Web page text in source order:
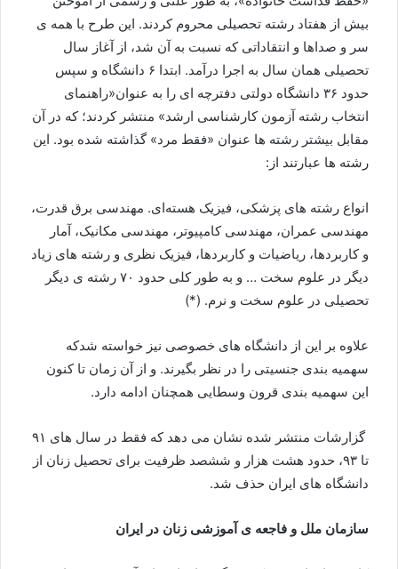
بیش از هفتاد رشته تحصیلی محروم کردند. این طرح با همه ی
سر و صداها و انتقاداتی که نسبت به آن شد، از آغاز سال
تحصیلی همان سال به اجرا درآمد. ابتدا ۶ دانشگاه و سپس
حدود ۳۶ دانشگاه دولتی دفترچه ای را به عنوان«راهنمای
انتخاب رشته آزمون کارشناسی ارشد» منتشر کردند؛ که در آن
مقابل بیشتر رشته ها عنوان «فقط مرد» گذاشته شده بود. این
رشته ها عبارتند از:
انواع رشته های پزشکی، فیزیک هسته‌ای. مهندسی برق قدرت،
مهندسی عمران، مهندسی کامپیوتر، مهندسی مکانیک، آمار
و کاربردها، ریاضیات و کاربردها، فیزیک نظری و رشته های زیاد
دیگر در علوم سخت … و به طور کلی حدود ۷۰ رشته ی دیگر
تحصیلی در علوم سخت و نرم. (*)
علاوه بر این از دانشگاه های خصوصی نیز خواسته شدکه
سهمیه بندی جنسیتی را در نظر بگیرند. و از آن زمان تا کنون
این سهمیه بندی قرون وسطایی همچنان ادامه دارد.
گزارشات منتشر شده نشان می دهد که فقط در سال های ۹۱
تا ۹۳، حدود هشت هزار و ششصد ظرفیت برای تحصیل زنان از
دانشگاه های ایران حذف شد.
سازمان ملل و فاجعه ی آموزشی زنان در ایران